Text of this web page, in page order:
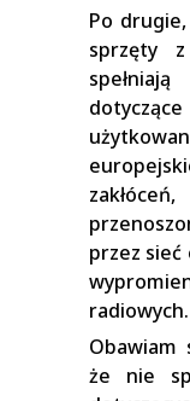
Po
sprzęty
przez sieć
radiowych.
Obawiam
że nie